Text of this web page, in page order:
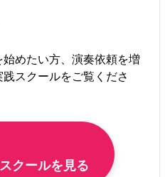
めたい方、演奏依頼を増
スクールをご覧くださ
クールを見る